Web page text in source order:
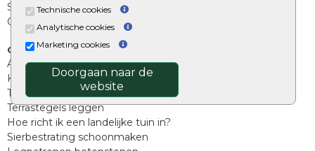
Technische cookies
Analytische cookies
Marketing cookies
Doorgaan naar de
website
Split, grind en zand
Oprit tegels
Overig
Aanbiedingen
Kunstgras
Tuintegels outlet
Terrastegels leggen
Hoe richt ik een landelijke tuin in?
Sierbestrating schoonmaken